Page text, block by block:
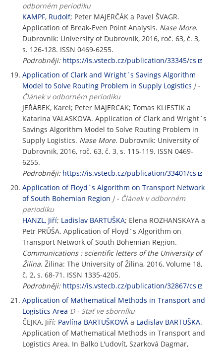
odborném periodiku
KAMPF, Rudolf; Peter MAJERČÁK a Pavel ŠVAGR.
Application of Break-Even Point Analysis. Nase More.
Dubrovnik: University of Dubrovnik, 2016, roč. 63, č. 3,
s. 126-128. ISSN 0469-6255.
Podrobněji: https://is.vstecb.cz/publication/33345/cs
Application of Clark and Wright´s Savings Algorithm
Model to Solve Routing Problem in Supply Logistics J -
Článek v odborném periodiku
JEŘÁBEK, Karel; Peter MAJERCAK; Tomas KLIESTIK a
Katarina VALASKOVA. Application of Clark and Wright´s
Savings Algorithm Model to Solve Routing Problem in
Supply Logistics. Nase More. Dubrovnik: University of
Dubrovnik, 2016, roč. 63, č. 3, s. 115-119. ISSN 0469-
6255.
Podrobněji: https://is.vstecb.cz/publication/33401/cs
Application of Floyd´s Algorithm on Transport Network
of South Bohemian Region J - Článek v odborném
periodiku
HANZL, Jiří; Ladislav BARTUŠKA; Elena ROZHANSKAYA a
Petr PRŮŠA. Application of Floyd´s Algorithm on
Transport Network of South Bohemian Region.
Communications : scientific letters of the University of
Žilina. Žilina: The University of Žilina, 2016, Volume 18,
č. 2, s. 68-71. ISSN 1335-4205.
Podrobněji: https://is.vstecb.cz/publication/32867/cs
Application of Mathematical Methods in Transport and
Logistics Area D - Stať ve sborníku
ČEJKA, Jiří; Pavlína BARTUŠKOVÁ a Ladislav BARTUŠKA.
Application of Mathematical Methods in Transport and
Logistics Area. In Balko L'udovít, Szarková Dagmar,